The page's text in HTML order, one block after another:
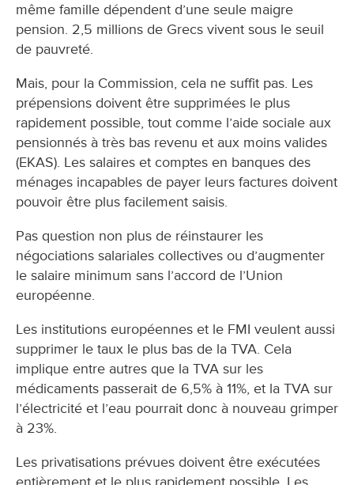
même famille dépendent d’une seule maigre
pension. 2,5 millions de Grecs vivent sous le seuil
de pauvreté.
Mais, pour la Commission, cela ne suffit pas. Les
prépensions doivent être supprimées le plus
rapidement possible, tout comme l’aide sociale aux
pensionnés à très bas revenu et aux moins valides
(EKAS). Les salaires et comptes en banques des
ménages incapables de payer leurs factures doivent
pouvoir être plus facilement saisis.
Pas question non plus de réinstaurer les
négociations salariales collectives ou d’augmenter
le salaire minimum sans l’accord de l’Union
européenne.
Les institutions européennes et le FMI veulent aussi
supprimer le taux le plus bas de la TVA. Cela
implique entre autres que la TVA sur les
médicaments passerait de 6,5% à 11%, et la TVA sur
l’électricité et l’eau pourrait donc à nouveau grimper
à 23%.
Les privatisations prévues doivent être exécutées